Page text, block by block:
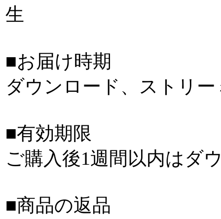
生
■お届け時期
ダウンロード、ストリ
■有効期限
ご購入後1週間以内はダ
■商品の返品